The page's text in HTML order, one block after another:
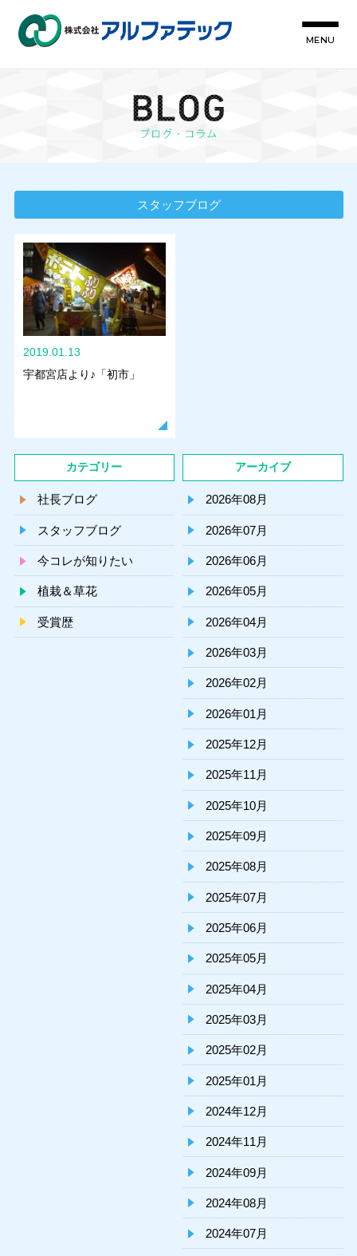
MENU
スタッフブログ
2019.01.13
宇都宮店より♪「初市」
カテゴリー
社長ブログ
スタッフブログ
今コレが知りたい
植栽＆草花
受賞歴
アーカイブ
2026年08月
2026年07月
2026年06月
2026年05月
2026年04月
2026年03月
2026年02月
2026年01月
2025年12月
2025年11月
2025年10月
2025年09月
2025年08月
2025年07月
2025年06月
2025年05月
2025年04月
2025年03月
2025年02月
2025年01月
2024年12月
2024年11月
2024年09月
2024年08月
2024年07月